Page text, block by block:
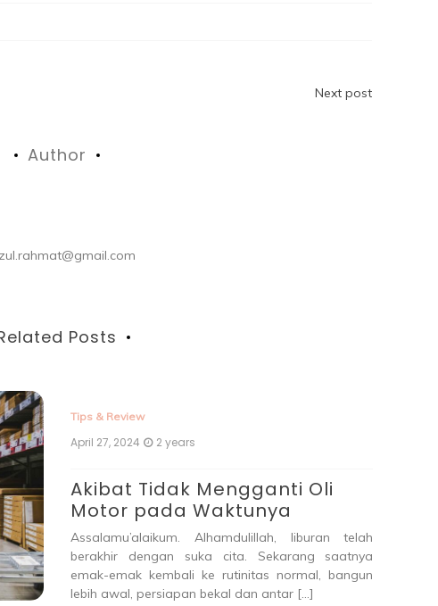
Next post
Author
Posts
Tips & Review
April 27, 2024 2 years
Akibat Tidak Mengganti Oli
Motor pada Waktunya
Assalamu’alaikum. Alhamdulillah, liburan telah
berakhir dengan suka cita. Sekarang saatnya
emak-emak kembali ke rutinitas normal, bangun
lebih awal, persiapan bekal dan antar […]